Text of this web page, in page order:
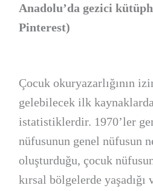
Anadolu’da gezici
Pinterest)
Çocuk okuryazarlığının
gelebilecek ilk
istatistiklerdir. 1970’ler
nüfusunun genel nüfusun
oluşturduğu, çocuk
kırsal bölgelerde yaşadığı